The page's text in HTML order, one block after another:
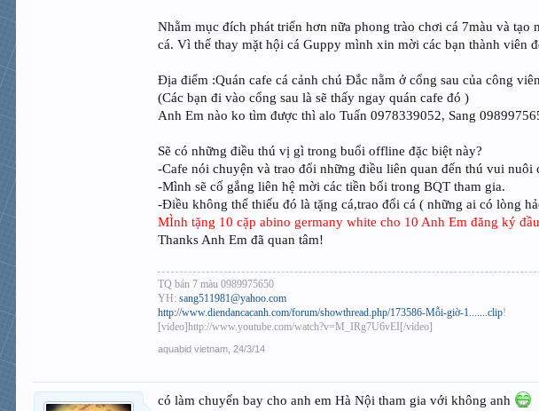
Nhằm mục đích phát triển hơn nữa phong trào chơi cá 7màu và
cá. Vì thế thay mặt hội cá Guppy mình xin mời các bạn thành viên
Địa điểm :Quán cafe cá cảnh chú Đắc nằm ở cổng sau của công
(Các bạn đi vào cổng sau là sẽ thấy ngay quán cafe đó )
Anh Em nào ko tìm được thì alo Tuấn 0978339052, Sang
Sẽ có những điều thú vị gì trong buổi offline đặc biệt này?
-Cafe nói chuyện và trao đổi những điều liên quan đến thú vui
-Mình sẽ cố gắng liên hệ mời các tiền bối trong BQT tham gia.
-Điều không thể thiếu đó là tặng cá,trao đổi cá ( những ai có lòng
MÌnh tặng 10 cặp abino germany white cho 10 Anh Em đăng ký
Thanks Anh Em đã quan tâm!
TQ bán 7 màu 0989975650
YH:sang511981@yahoo.com
http://www.diendancacanh.com/forum/showthread.php/173586-Mỗi-giờ-1.......clip!
[video]http://www.youtube.com/watch?v=M_IRg7U6vEI[/video]
aquabid vietnam 24/3/14
có làm chuyến bay cho anh em Hà Nội tham gia với không anh